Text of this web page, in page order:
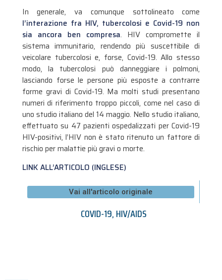
In generale, va comunque sottolineato come
l’interazione fra HIV, tubercolosi e Covid-19 non
sia ancora ben compresa. HIV compromette il
sistema immunitario, rendendo più suscettibile di
veicolare tubercolosi e, forse, Covid-19. Allo stesso
modo, la tubercolosi può danneggiare i polmoni,
lasciando forse le persone più esposte a contrarre
forme gravi di Covid-19. Ma molti studi presentano
numeri di riferimento troppo piccoli, come nel caso di
uno studio italiano del 14 maggio. Nello studio italiano,
effettuato su 47 pazienti ospedalizzati per Covid-19
HIV-positivi, l’HIV non è stato ritenuto un fattore di
rischio per malattie più gravi o morte.
LINK ALL’ARTICOLO (INGLESE)
Vai all'articolo originale
COVID-19,HIV/AIDS